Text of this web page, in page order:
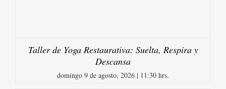
Taller de Yoga Restaurativa: Suelta, Respira y
Descansa
domingo 9 de agosto, 2026 | 11:30 hrs.